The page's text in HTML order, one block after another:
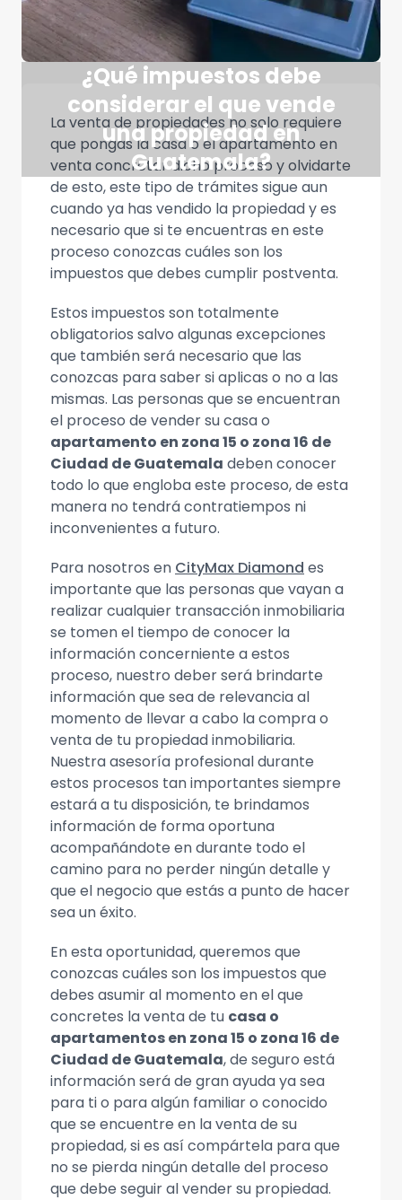
¿Qué impuestos debe
considerar el que vende
una propiedad en
Guatemala?
La venta de propiedades no solo requiere
que pongas la casa o el apartamento en
venta concretar dicho proceso y olvidarte
de esto, este tipo de trámites sigue aun
cuando ya has vendido la propiedad y es
necesario que si te encuentras en este
proceso conozcas cuáles son los
impuestos que debes cumplir postventa.
Estos impuestos son totalmente
obligatorios salvo algunas excepciones
que también será necesario que las
conozcas para saber si aplicas o no a las
mismas. Las personas que se encuentran
el proceso de vender su casa o
apartamento en zona 15 o zona 16 de
Ciudad de Guatemala deben conocer
todo lo que engloba este proceso, de esta
manera no tendrá contratiempos ni
inconvenientes a futuro.
Para nosotros en CityMax Diamond es
importante que las personas que vayan a
realizar cualquier transacción inmobiliaria
se tomen el tiempo de conocer la
información concerniente a estos
proceso, nuestro deber será brindarte
información que sea de relevancia al
momento de llevar a cabo la compra o
venta de tu propiedad inmobiliaria.
Nuestra asesoría profesional durante
estos procesos tan importantes siempre
estará a tu disposición, te brindamos
información de forma oportuna
acompañándote en durante todo el
camino para no perder ningún detalle y
que el negocio que estás a punto de hacer
sea un éxito.
En esta oportunidad, queremos que
conozcas cuáles son los impuestos que
debes asumir al momento en el que
concretes la venta de tu casa o
apartamentos en zona 15 o zona 16 de
Ciudad de Guatemala, de seguro está
información será de gran ayuda ya sea
para ti o para algún familiar o conocido
que se encuentre en la venta de su
propiedad, si es así compártela para que
no se pierda ningún detalle del proceso
que debe seguir al vender su propiedad.